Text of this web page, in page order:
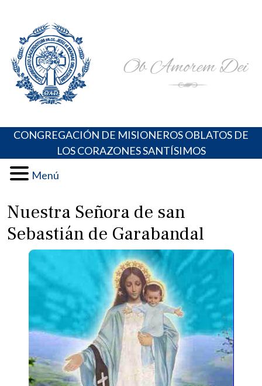
content
Portal de los Padres Oblatos. Advocaciones Marianas,
Oraciones, Música religiosa y más
CONGREGACIÓN DE MISIONEROS OBLATOS DE
LOS CORAZONES SANTÍSIMOS
Menú
Nuestra Señora de san
Sebastián de Garabandal